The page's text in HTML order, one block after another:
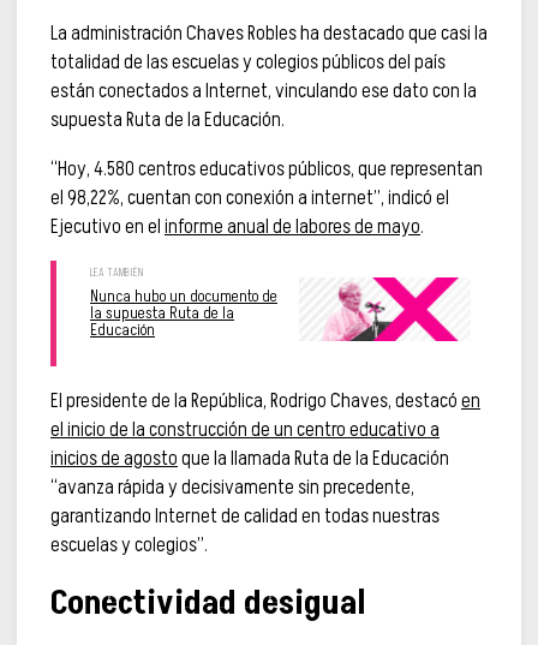
La administración Chaves Robles ha destacado que casi la
totalidad de las escuelas y colegios públicos del país
están conectados a Internet, vinculando ese dato con la
supuesta Ruta de la Educación.
“Hoy, 4.580 centros educativos públicos, que representan
el 98,22%, cuentan con conexión a internet”, indicó el
Ejecutivo en elinforme anual de labores de mayo.
Nunca hubo un documento de
la supuesta Ruta de la
Educación
El presidente de la República, Rodrigo Chaves, destacóen
el inicio de la construcción de un centro educativo a
inicios de agostoque la llamada Ruta de la Educación
“avanza rápida y decisivamente sin precedente,
garantizando Internet de calidad en todas nuestras
escuelas y colegios”.
Conectividad desigual